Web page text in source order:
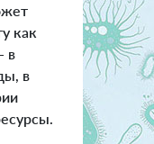
как
в
в